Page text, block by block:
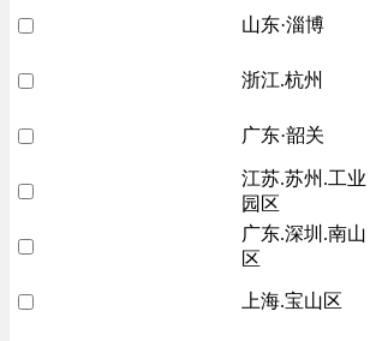
山东·淄博
浙江.杭州
广东·韶关
江苏.苏州.工业
园区
广东.深圳.南山
区
上海.宝山区